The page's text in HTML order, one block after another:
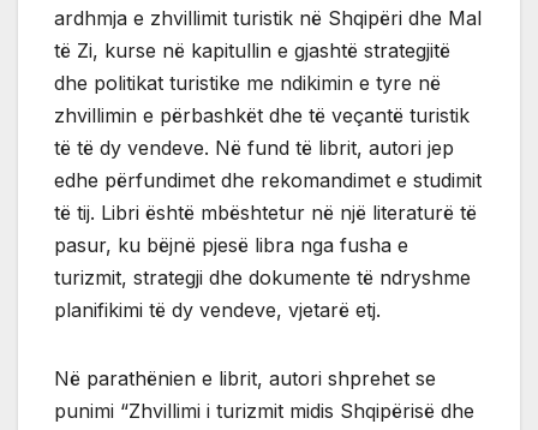
ardhmja e zhvillimit turistik në Shqipëri dhe Mal
të Zi, kurse në kapitullin e gjashtë strategjitë
dhe politikat turistike me ndikimin e tyre në
zhvillimin e përbashkët dhe të veçantë turistik
të të dy vendeve. Në fund të librit, autori jep
edhe përfundimet dhe rekomandimet e studimit
të tij. Libri është mbështetur në një literaturë të
pasur, ku bëjnë pjesë libra nga fusha e
turizmit, strategji dhe dokumente të ndryshme
planifikimi të dy vendeve, vjetarë etj.
Në parathënien e librit, autori shprehet se
punimi “Zhvillimi i turizmit midis Shqipërisë dhe